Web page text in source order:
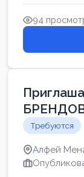
94
Требуются
Алфей